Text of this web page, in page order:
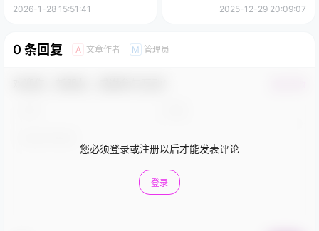
39.3G]
2026-1-28 15:51:41 2025-12-29 20:09:07
0 条回复 A 文章作者 M 管理员
您必须登录或注册以后才能发表评论
登录